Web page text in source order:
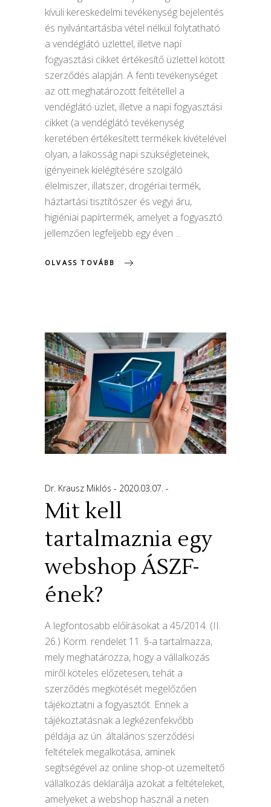
kívüli kereskedelmi tevékenység bejelentés
és nyilvántartásba vétel nélkül folytatható
a vendéglátó üzlettel, illetve napi
fogyasztási cikket értékesítő üzlettel kötött
szerződés alapján. A fenti tevékenységet
az ott meghatározott feltétellel a
vendéglátó üzlet, illetve a napi fogyasztási
cikket (a vendéglátó tevékenység
keretében értékesített termékek kivételével
olyan, a lakosság napi szükségleteinek,
igényeinek kielégítésére szolgáló
élelmiszer, illatszer, drogériai termék,
háztartási tisztítószer és vegyi áru,
higiéniai papírtermék, amelyet a fogyasztó
jellemzően legfeljebb egy éven
OLVASS TOVÁBB
Dr. Krausz Miklós 2020.03.07.
Mit kell
tartalmaznia egy
webshop ÁSZF-
ének?
A legfontosabb előírásokat a 45/2014. (II.
26.) Korm. rendelet 11. §-a tartalmazza,
mely meghatározza, hogy a vállalkozás
miről köteles előzetesen, tehát a
szerződés megkötését megelőzően
tájékoztatni a fogyasztót. Ennek a
tájékoztatásnak a legkézenfekvőbb
példája az ún. általános szerződési
feltételek megalkotása, aminek
segítségével az online shop-ot üzemeltető
vállalkozás deklarálja azokat a feltételeket,
amelyeket a webshop használ a neten